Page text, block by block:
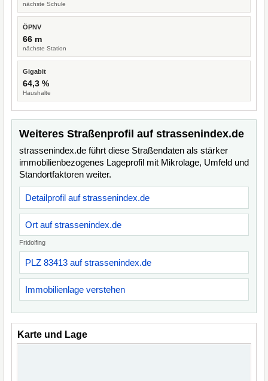
nächste Schule
ÖPNV
66 m
nächste Station
Gigabit
64,3 %
Haushalte
Weiteres Straßenprofil auf strassenindex.de
strassenindex.de führt diese Straßendaten als stärker
immobilienbezogenes Lageprofil mit Mikrolage, Umfeld und
Standortfaktoren weiter.
Detailprofil auf strassenindex.de
Ort auf strassenindex.de
Fridolfing
PLZ 83413 auf strassenindex.de
Immobilienlage verstehen
Karte und Lage